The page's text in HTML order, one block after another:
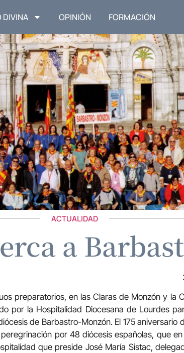
DIVINA OPINIÓN FORMACIÓN
ACTUALIDAD
a
preparatorios, en las Claras de Monzón y la
por la Hospitalidad Diocesana de Lourdes
de Barbastro-Monzón. El 175 aniversario
por 48 diócesis españolas, que
que preside José María Sistac,